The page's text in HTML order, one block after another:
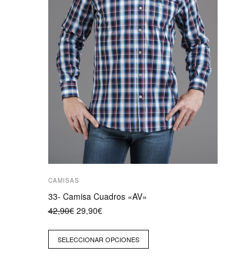
CAMISAS
33- Camisa Cuadros «AV»
42,90€ El
precio
era:
42,90€.
29,90€El
es:
29,90€.
SELECCIONAR OPCIONES
pueden
elegir
página
producto